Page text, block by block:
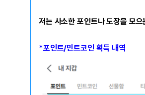
저는 사소한 포인트나 도장을 모
*포인트/민트코인 획득 내역